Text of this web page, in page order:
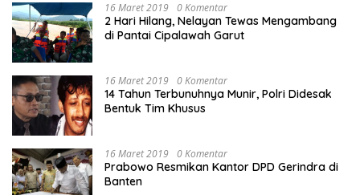
16 Maret 2019 0 Komentar
2 Hari Hilang, Nelayan Tewas Mengambang
di Pantai Cipalawah Garut
16 Maret 2019 0 Komentar
14 Tahun Terbunuhnya Munir, Polri Didesak
Bentuk Tim Khusus
16 Maret 2019 0 Komentar
Prabowo Resmikan Kantor DPD Gerindra di
Banten